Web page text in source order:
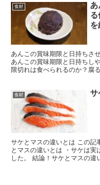
食材
あ
る
を
あんこの賞味期限と日持ちさ
あんこの賞味期限と日持ちし
限切れは食べられるのか？腐
食材 サ
サケとマスの違いとは この記
とマスの違いとは ・サケは実
した。 結論！サケとマスの違